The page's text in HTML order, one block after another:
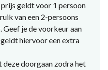
geldt voor 1 persoon
van een 2-persoons
je de voorkeur aan
hiervoor een extra
doorgaan zodra het